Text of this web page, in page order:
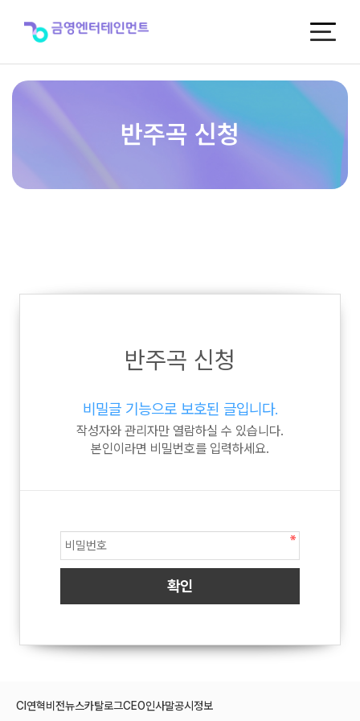
반주곡 신청
반주곡 신청
비밀글 기능으로 보호된 글입니다.
작성자와 관리자만 열람하실 수 있습니다.
본인이라면 비밀번호를 입력하세요.
CI 연혁비전뉴스카탈로그CEO인사말공시정보